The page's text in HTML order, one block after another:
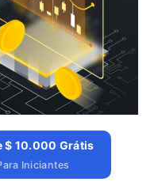
$ 10.000 Grátis
Iniciantes